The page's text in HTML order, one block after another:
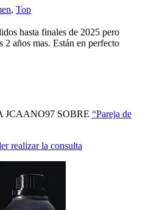
hasta finales de 2025 pero
años mas. Están en perfecto
SOBRE
realizar la consulta